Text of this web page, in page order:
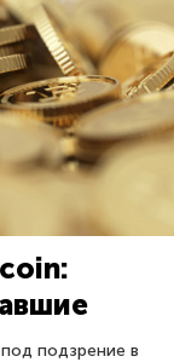
подзрение в